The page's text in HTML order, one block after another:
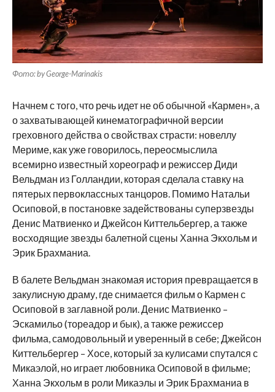
Фото: by George-Marinakis
Начнем с того, что речь идет не об обычной «Кармен», а
о захватывающей кинематографичной версии
греховного действа о свойствах страсти: новеллу
Мериме, как уже говорилось, переосмыслила
всемирно известный хореограф и режиссер Диди
Вельдман из Голландии, которая сделала ставку на
пятерых первоклассных танцоров. Помимо Натальи
Осиповой, в постановке задействованы суперзвезды
Денис Матвиенко и Джейсон Киттельбергер, а также
восходящие звезды балетной сцены Ханна Экхольм и
Эрик Брахманиа.
В балете Вельдман знакомая история превращается в
закулисную драму, где снимается фильм о Кармен с
Осиповой в заглавной роли. Денис Матвиенко –
Эскамильо (тореадор и бык), а также режиссер
фильма, самодовольный и уверенный в себе; Джейсон
Киттельбергер – Хосе, который за кулисами спутался с
Микаэлой, но играет любовника Осиповой в фильме;
Ханна Экхольм в роли Микаэлы и Эрик Брахманиа в